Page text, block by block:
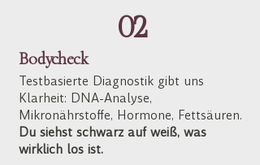
02
Bodycheck
Testbasierte Diagnostik gibt uns
Klarheit: DNA-Analyse,
Mikronährstoffe, Hormone, Fettsäuren.
Du siehst schwarz auf weiß, was
wirklich los ist.